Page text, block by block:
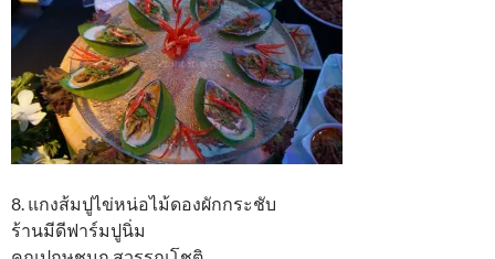
8. แกงส้มปูไข่หน่อไม้ดองผักกระชับ
ร้านมีดีฟาร์มปูนิ่ม